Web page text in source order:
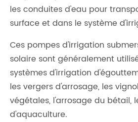
les conduites d'eau pour
surface et dans le système
Ces pompes d'irrigation
solaire sont généralement
systèmes d'irrigation
les vergers d'arrosage, les
végétales, l'arrosage du bétail,
d'aquaculture.